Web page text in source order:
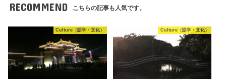
RECOMMEND こちらの記事も人気です。
Culture（語学・文化） Culture（語学・文化）